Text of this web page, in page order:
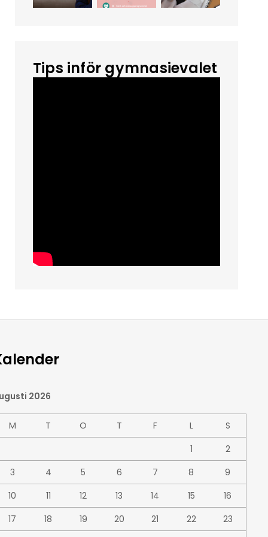
Tips inför gymnasievalet
2026
M T O T F L
S
1
2
3
4 5 6 7 8
9
10
11 12 13 14 15
16
17
18 19 20 21 22
23